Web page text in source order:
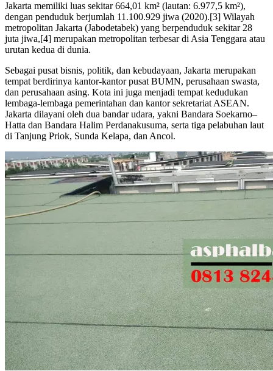
Jakarta memiliki luas sekitar 664,01 km² (lautan: 6.977,5 km²),
dengan penduduk berjumlah 11.100.929 jiwa (2020).[3] Wilayah
metropolitan Jakarta (Jabodetabek) yang berpenduduk sekitar 28
juta jiwa,[4] merupakan metropolitan terbesar di Asia Tenggara atau
urutan kedua di dunia.
Sebagai pusat bisnis, politik, dan kebudayaan, Jakarta merupakan
tempat berdirinya kantor-kantor pusat BUMN, perusahaan swasta,
dan perusahaan asing. Kota ini juga menjadi tempat kedudukan
lembaga-lembaga pemerintahan dan kantor sekretariat ASEAN.
Jakarta dilayani oleh dua bandar udara, yakni Bandara Soekarno–
Hatta dan Bandara Halim Perdanakusuma, serta tiga pelabuhan laut
di Tanjung Priok, Sunda Kelapa, dan Ancol.